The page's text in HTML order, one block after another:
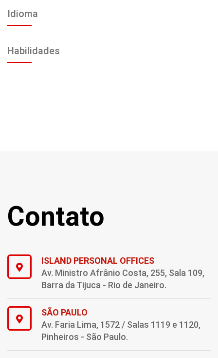
Idioma
Habilidades
Contato
ISLAND PERSONAL OFFICES
Av. Ministro Afrânio Costa, 255, Sala 109,
Barra da Tijuca - Rio de Janeiro.
SÃO PAULO
Av. Faria Lima, 1572 / Salas 1119 e 1120,
Pinheiros - São Paulo.